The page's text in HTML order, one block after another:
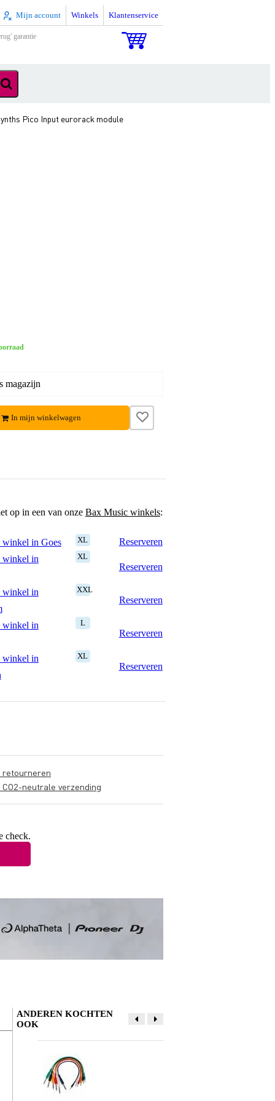
Mijn account Winkels Klantenservice
garantie
Pico Input eurorack module
magazijn
In mijn winkelwagen
op in een van onze Bax Music winkels:
in Goes XL
Reserveren
winkel in
XL
Reserveren
winkel in
XXL
Reserveren
winkel in
L
Reserveren
winkel in
XL
Reserveren
retourneren
CO2-neutrale verzending
check.
Schrijf zelf een review
Je naam
ANDEREN KOCHTEN
OOK